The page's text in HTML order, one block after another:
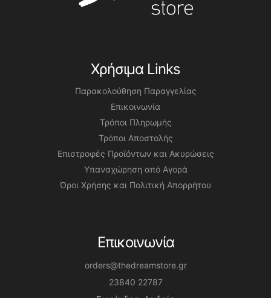
Χρήσιμα Links
Παρακολούθηση Παραγγελίας
Επικοινωνία
Τρόποι Πληρωμής
Τρόποι Αποστολής
Επιστροφές Προϊόντων και Ακυρώσεις
Υπαναχώρηση από Αγορά
Όροι Χρήσης και Πολιτική Απορρήτου
Επικοινωνία
orders@thedreamstore.gr
23840 22787